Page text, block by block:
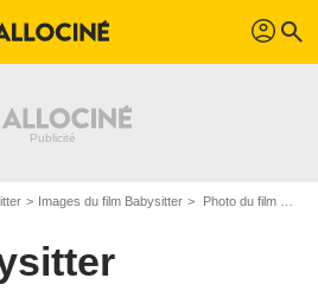
profil search
Images du film Babysitter Photo du film Babysitter - Photo 13